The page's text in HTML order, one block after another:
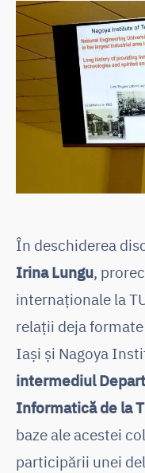
În deschiderea
Irina Lungu,
internaționale la
relații deja
Iași și Nagoya
intermediul
Informatică de la
baze ale acestei
participării unei